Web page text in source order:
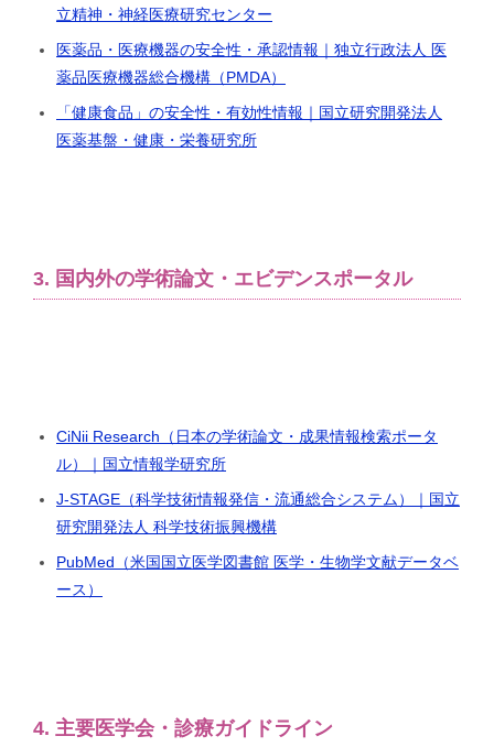
立精神・神経医療研究センター
医薬品・医療機器の安全性・承認情報｜独立行政法人 医
薬品医療機器総合機構（PMDA）
「健康食品」の安全性・有効性情報｜国立研究開発法人
医薬基盤・健康・栄養研究所
3. 国内外の学術論文・エビデンスポータル
CiNii Research（日本の学術論文・成果情報検索ポータ
ル）｜国立情報学研究所
J-STAGE（科学技術情報発信・流通総合システム）｜国立
研究開発法人 科学技術振興機構
PubMed（米国国立医学図書館 医学・生物学文献データベ
ース）
4. 主要医学会・診療ガイドライン